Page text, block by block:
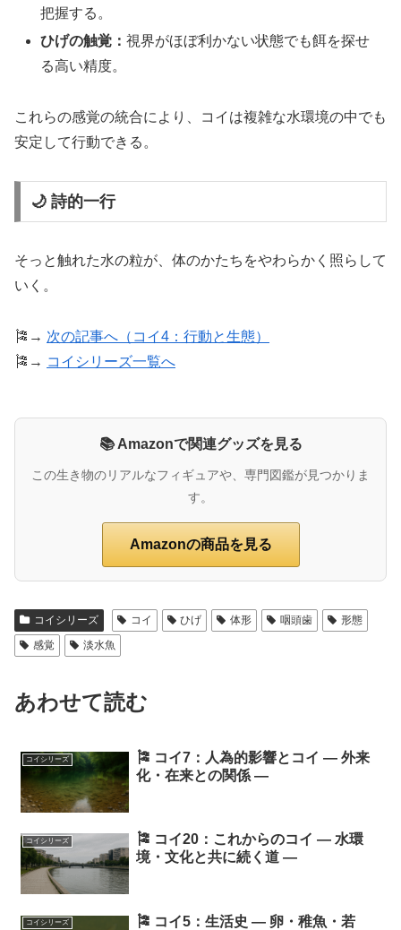
把握する。
ひげの触覚：視界がほぼ利かない状態でも餌を探せ
る高い精度。
これらの感覚の統合により、コイは複雑な水環境の中でも
安定して行動できる。
🌙 詩的一行
そっと触れた水の粒が、体のかたちをやわらかく照らして
いく。
🎏→ 次の記事へ（コイ4：行動と生態）
🎏→ コイシリーズ一覧へ
📚 Amazonで関連グッズを見る
この生き物のリアルなフィギュアや、専門図鑑が見つかりま
す。
Amazonの商品を見る
コイシリーズ コイ ひげ 体形 咽頭歯
形態
感覚
淡水魚
あわせて読む
コイシリーズ
🎏 コイ7：人為的影響とコイ ― 外来
化・在来との関係 ―
コイシリーズ
🎏 コイ20：これからのコイ ― 水環
境・文化と共に続く道 ―
コイシリーズ
🎏 コイ5：生活史 ― 卵・稚魚・若